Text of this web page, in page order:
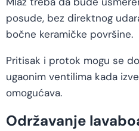
posude, bez direktnog
bočne keramičke površine.
Pritisak i protok mogu se
ugaonim ventilima kada
omogućava.
Održavanje